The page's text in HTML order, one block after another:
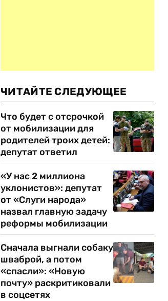
ЧИТАЙТЕ СЛЕДУЮЩЕЕ
Что будет с отсрочкой
от мобилизации для
родителей троих детей:
депутат ответил
«У нас 2 миллиона
уклонистов»: депутат
от «Слуги народа»
назвал главную задачу
реформы мобилизации
Сначала выгнали собаку
шваброй, а потом
«спасли»: «Новую
почту» раскритиковали
в соцсетях